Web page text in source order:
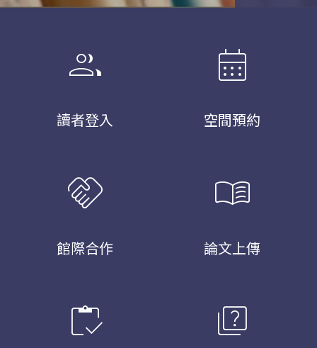
group
讀者登入
calendar_month
空間預約
handshake
館際合作
menu_book
論文上傳
inventory quiz